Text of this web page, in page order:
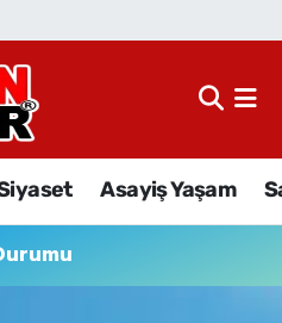
Asayiş Yaşam